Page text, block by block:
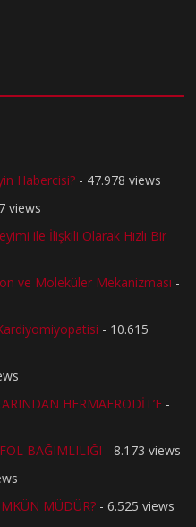
Habercisi? - 47.978 views
views
ile İlişkili Olarak Hızlı Bir
ve Moleküler Mekanizması -
- 10.615
HERMAFRODİT’E -
BAĞIMLILIĞI - 8.173 views
MÜDÜR? - 6.525 views